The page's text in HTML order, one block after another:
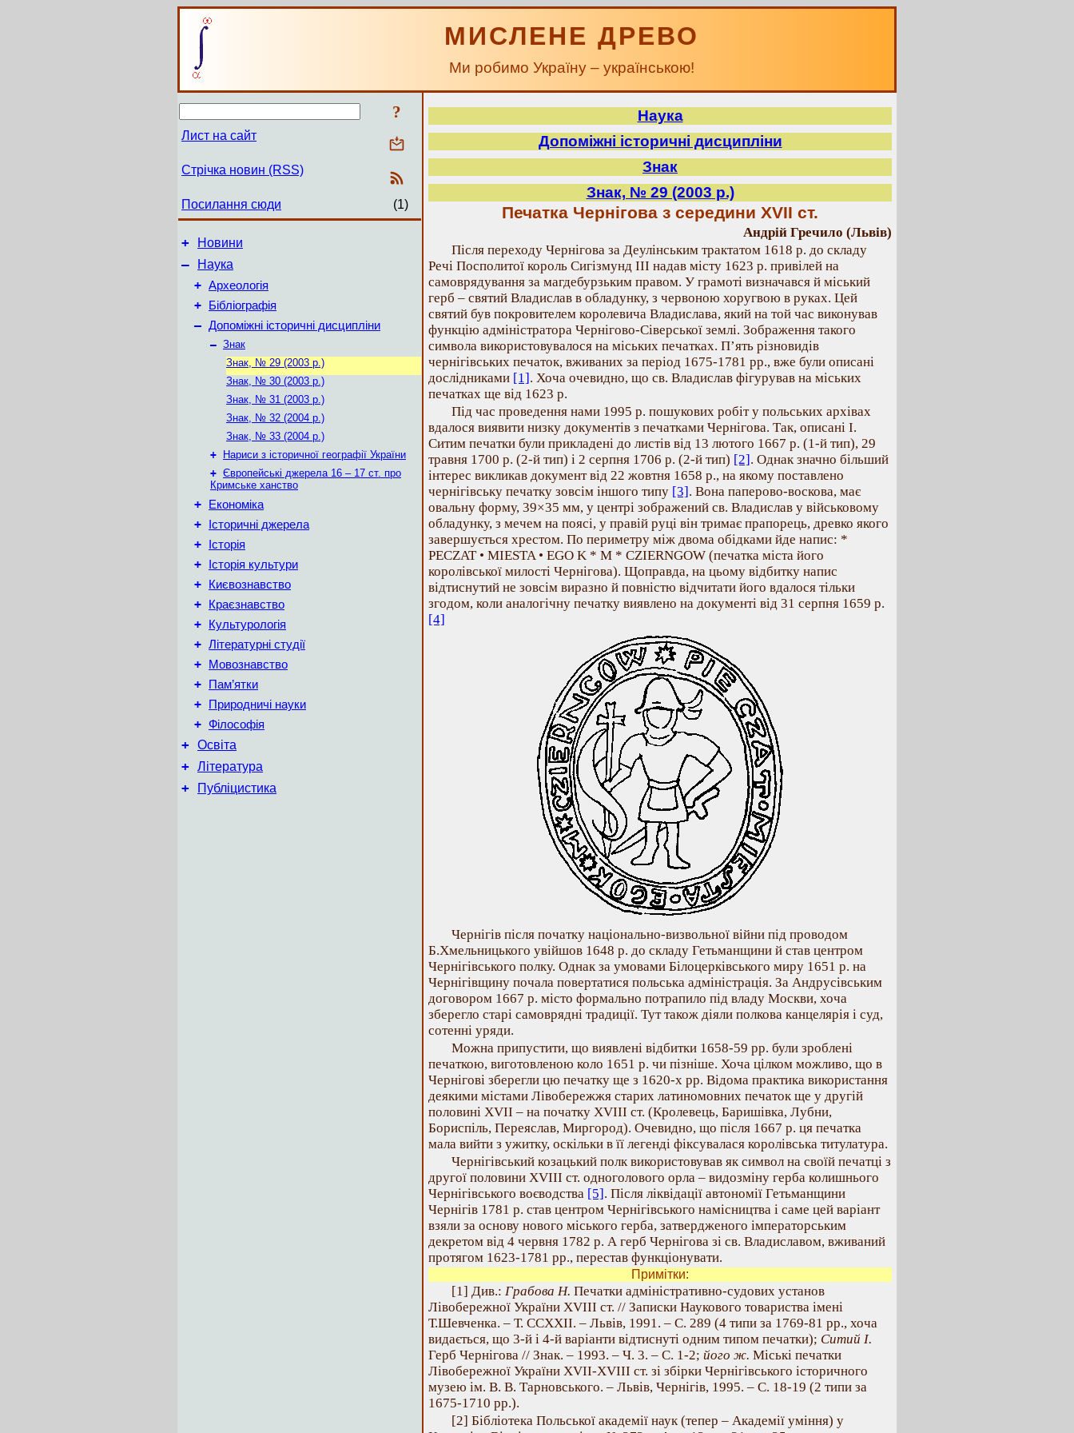
МИСЛЕНЕ ДРЕВО
Ми робимо Україну – українською!
?
Лист на сайт
Стрічка новин (RSS)
Посилання сюди (1)
+ Новини
–
Наука
+ Археологія
+ Бібліографія
– Допоміжні історичні дисципліни
– Знак
Знак, № 29 (2003 р.)
Знак, № 30 (2003 р.)
Знак, № 31 (2003 р.)
Знак, № 32 (2004 р.)
Знак, № 33 (2004 р.)
+
Нариси з історичної географії України
+ Європейські джерела 16 – 17 ст. про
Кримське ханство
+ Економіка
+ Історичні джерела
+ Історія
+ Історія культури
+ Києвознавство
+ Краєзнавство
+ Культурологія
+ Літературні студії
+ Мовознавство
+ Пам’ятки
+ Природничі науки
+ Філософія
+ Освіта
+ Література
+ Публіцистика
Наука
Допоміжні історичні дисципліни
Знак
Знак, № 29 (2003 р.)
Печатка Чернігова з середини ХVІІ ст.
Андрій Гречило (Львів)
Після переходу Чернігова за Деулінським трактатом 1618 р. до складу
Речі Посполитої король Сигізмунд ІІІ надав місту 1623 р. привілей на
самоврядування за магдебурзьким правом. У грамоті визначався й міський
герб – святий Владислав в обладунку, з червоною хоругвою в руках. Цей
святий був покровителем королевича Владислава, який на той час виконував
функцію адміністратора Чернігово-Сіверської землі. Зображення такого
символа використовувалося на міських печатках. П’ять різновидів
чернігівських печаток, вживаних за період 1675-1781 рр., вже були описані
дослідниками [1]. Хоча очевидно, що св. Владислав фігурував на міських
печатках ще від 1623 р.
Під час проведення нами 1995 р. пошукових робіт у польських архівах
вдалося виявити низку документів з печатками Чернігова. Так, описані І.
Ситим печатки були прикладені до листів від 13 лютого 1667 р. (1-й тип), 29
травня 1700 р. (2-й тип) і 2 серпня 1706 р. (2-й тип) [2]. Однак значно більший
інтерес викликав документ від 22 жовтня 1658 р., на якому поставлено
чернігівську печатку зовсім іншого типу [3]. Вона паперово-воскова, має
овальну форму, 39×35 мм, у центрі зображений св. Владислав у військовому
обладунку, з мечем на поясі, у правій руці він тримає прапорець, древко якого
завершується хрестом. По периметру між двома обідками йде напис: *
PECZAT • MIESTA • EGO K * M * CZIERNGOW (печатка міста його
королівської милості Чернігова). Щоправда, на цьому відбитку напис
відтиснутий не зовсім виразно й повністю відчитати його вдалося тільки
згодом, коли аналогічну печатку виявлено на документі від 31 серпня 1659 р.
[4]
Чернігів після початку національно-визвольної війни під проводом
Б.Хмельницького увійшов 1648 р. до складу Гетьманщини й став центром
Чернігівського полку. Однак за умовами Білоцерківського миру 1651 р. на
Чернігівщину почала повертатися польська адміністрація. За Андрусівським
договором 1667 р. місто формально потрапило під владу Москви, хоча
зберегло старі самоврядні традиції. Тут також діяли полкова канцелярія і суд,
сотенні уряди.
Можна припустити, що виявлені відбитки 1658-59 рр. були зроблені
печаткою, виготовленою коло 1651 р. чи пізніше. Хоча цілком можливо, що в
Чернігові зберегли цю печатку ще з 1620-х рр. Відома практика використання
деякими містами Лівобережжя старих латиномовних печаток ще у другій
половині ХVІІ – на початку ХVІІІ ст. (Кролевець, Баришівка, Лубни,
Бориспіль, Переяслав, Миргород). Очевидно, що після 1667 р. ця печатка
мала вийти з ужитку, оскільки в її легенді фіксувалася королівська титулатура.
Чернігівський козацький полк використовував як символ на своїй печатці з
другої половини XVIIІ ст. одноголового орла – видозміну герба колишнього
Чернігівського воєводства [5]. Після ліквідації автономії Гетьманщини
Чернігів 1781 р. став центром Чернігівського намісництва і саме цей варіант
взяли за основу нового міського герба, затвердженого імператорським
декретом від 4 червня 1782 р. А герб Чернігова зі св. Владиславом, вживаний
протягом 1623-1781 рр., перестав функціонувати.
Примітки:
[1] Див.: Грабова Н. Печатки адміністративно-судових установ
Лівобережної України ХVІІІ ст. // Записки Наукового товариства імені
Т.Шевченка. – Т. ССХХІІ. – Львів, 1991. – С. 289 (4 типи за 1769-81 рр., хоча
видається, що 3-й і 4-й варіанти відтиснуті одним типом печатки); Ситий І.
Герб Чернігова // Знак. – 1993. – Ч. 3. – С. 1-2; його ж. Міські печатки
Лівобережної України ХVІІ-ХVІІІ ст. зі збірки Чернігівського історичного
музею ім. В. В. Тарновського. – Львів, Чернігів, 1995. – С. 18-19 (2 типи за
1675-1710 рр.).
[2] Бібліотека Польської академії наук (тепер – Академії уміння) у